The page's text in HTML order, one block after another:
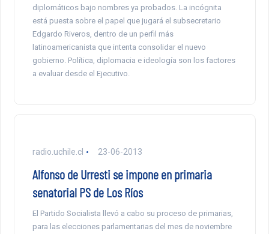
diplomáticos bajo nombres ya probados. La incógnita
está puesta sobre el papel que jugará el subsecretario
Edgardo Riveros, dentro de un perfil más
latinoamericanista que intenta consolidar el nuevo
gobierno. Política, diplomacia e ideología son los factores
a evaluar desde el Ejecutivo.
radio.uchile.cl 23-06-2013
Alfonso de Urresti se impone en primaria
senatorial PS de Los Ríos
El Partido Socialista llevó a cabo su proceso de primarias,
para las elecciones parlamentarias del mes de noviembre